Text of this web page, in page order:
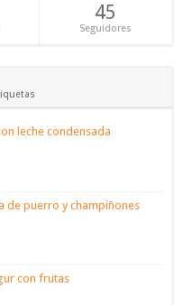
45
Seguidores
leche condensada
de puerro y champiñones
con frutas